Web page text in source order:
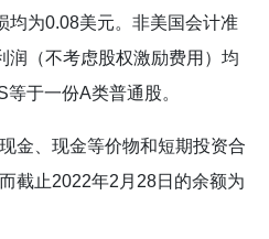
均为0.08美元。非美国会计准
润（不考虑股权激励费用）均
于一份A类普通股。
金、现金等价物和短期投资合
截止2022年2月28日的余额为